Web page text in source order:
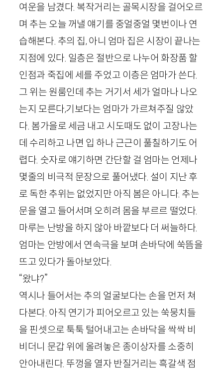
여운을 남겼다. 복작거리는 골목시장을 걸어오르
며 추는 오늘 꺼낼 얘기를 중얼중얼 몇번이나 연
습해본다. 추의 집, 아니 엄마 집은 시장이 끝나는
지점에 있다. 일층은 절반으로 나누어 화장품 할
인점과 죽집에 세를 주었고 이층은 엄마가 쓴다.
그 위는 원룸인데 추는 거기서 세가 얼마나 나오
는지 모른다,기보다는 엄마가 가르쳐주질 않았
다. 봄가을로 세금 내고 시도때도 없이 고장나는
데 수리하고 나면 입 하나 근근이 풀칠하기도 어
렵다. 숫자로 얘기하면 간단할 걸 엄마는 언제나
몇줄의 비극적 문장으로 풀어냈다. 설이 지난 후
로 독한 추위는 없었지만 아직 봄은 아니다. 추는
문을 열고 들어서며 오히려 몸을 부르르 떨었다.
마루는 난방을 하지 않아 바깥보다 더 써늘하다.
엄마는 안방에서 연속극을 보며 손바닥에 쑥뜸을
뜨고 있다가 돌아보았다.
“왔냐?”
역시나 들어서는 추의 얼굴보다는 손을 먼저 쳐
다본다. 아직 연기가 피어오르고 있는 쑥뭉치들
을 핀셋으로 툭툭 털어내고는 손바닥을 싹싹 비
비더니 문갑 위에 올려놓은 종이상자를 소중히
안아내린다. 뚜껑을 열자 반질거리는 흑갈색 점